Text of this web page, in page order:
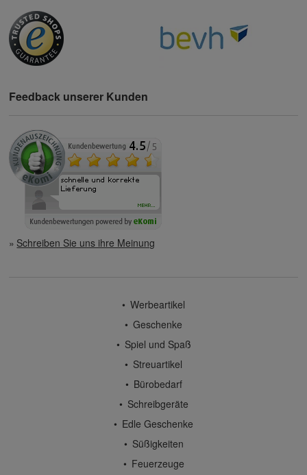
Feedback unserer Kunden
Schreiben Sie uns ihre Meinung
Werbeartikel
Geschenke
Spiel und Spaß
Streuartikel
Bürobedarf
Schreibgeräte
Edle Geschenke
Süßigkeiten
Feuerzeuge